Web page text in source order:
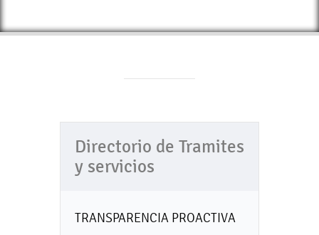
Directorio de Tramites
y servicios
TRANSPARENCIA PROACTIVA